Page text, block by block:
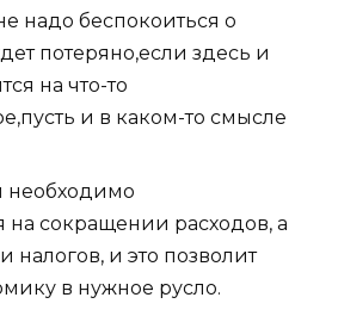
надо беспокоиться о
потеряно,если здесь и
на что-то
и в каком-то смысле
необходимо
на сокращении расходов, а
и это позволит
в нужное русло.